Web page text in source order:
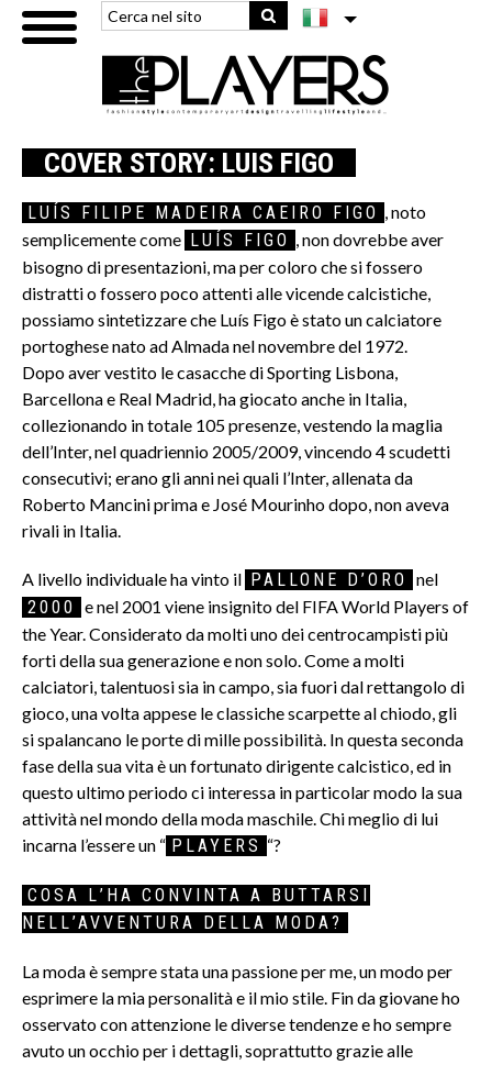
COVER STORY: LUIS FIGO
LUÍS FILIPE MADEIRA CAEIRO FIGO , noto
semplicemente come LUÍS FIGO , non dovrebbe aver
bisogno di presentazioni, ma per coloro che si fossero
distratti o fossero poco attenti alle vicende calcistiche,
possiamo sintetizzare che Luís Figo è stato un calciatore
portoghese nato ad Almada nel novembre del 1972.
Dopo aver vestito le casacche di Sporting Lisbona,
Barcellona e Real Madrid, ha giocato anche in Italia,
collezionando in totale 105 presenze, vestendo la maglia
dell’Inter, nel quadriennio 2005/2009, vincendo 4 scudetti
consecutivi; erano gli anni nei quali l’Inter, allenata da
Roberto Mancini prima e José Mourinho dopo, non aveva
rivali in Italia.
A livello individuale ha vinto il PALLONE D’ORO nel
2000
e nel 2001 viene insignito del FIFA World Players of
the Year. Considerato da molti uno dei centrocampisti più
forti della sua generazione e non solo. Come a molti
calciatori, talentuosi sia in campo, sia fuori dal rettangolo di
gioco, una volta appese le classiche scarpette al chiodo, gli
si spalancano le porte di mille possibilità. In questa seconda
fase della sua vita è un fortunato dirigente calcistico, ed in
questo ultimo periodo ci interessa in particolar modo la sua
attività nel mondo della moda maschile. Chi meglio di lui
incarna l’essere un “ PLAYERS “?
COSA L’HA CONVINTA A BUTTARSI
NELL’AVVENTURA DELLA MODA?
La moda è sempre stata una passione per me, un modo per
esprimere la mia personalità e il mio stile. Fin da giovane ho
osservato con attenzione le diverse tendenze e ho sempre
avuto un occhio per i dettagli, soprattutto grazie alle